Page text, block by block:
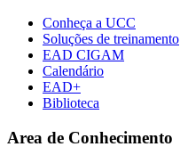
Conheça a UCC
Soluções de treinamento
EAD CIGAM
Calendário
EAD+
Biblioteca
Area de Conhecimento